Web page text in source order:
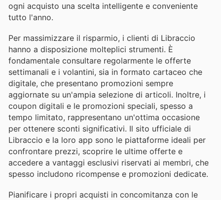
ogni acquisto una scelta intelligente e conveniente
tutto l'anno.
Per massimizzare il risparmio, i clienti di Libraccio
hanno a disposizione molteplici strumenti. È
fondamentale consultare regolarmente le offerte
settimanali e i volantini, sia in formato cartaceo che
digitale, che presentano promozioni sempre
aggiornate su un'ampia selezione di articoli. Inoltre, i
coupon digitali e le promozioni speciali, spesso a
tempo limitato, rappresentano un'ottima occasione
per ottenere sconti significativi. Il sito ufficiale di
Libraccio e la loro app sono le piattaforme ideali per
confrontare prezzi, scoprire le ultime offerte e
accedere a vantaggi esclusivi riservati ai membri, che
spesso includono ricompense e promozioni dedicate.
Pianificare i propri acquisti in concomitanza con le